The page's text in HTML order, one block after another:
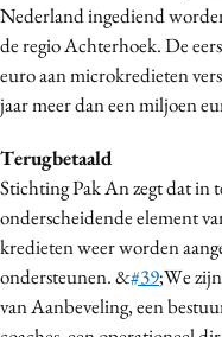
Merkstrategie
PR
Programmatic
Purpose Marketing
Reputatie & crisis
Nederland ingediend
de regio Achterhoek. De
euro aan microkredieten
jaar meer dan een miljoen
Terugbetaald
Stichting Pak An zegt dat in
onderscheidende element
kredieten weer worden
ondersteunen. &#39;We
van Aanbeveling, een